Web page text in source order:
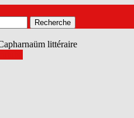
littéraire